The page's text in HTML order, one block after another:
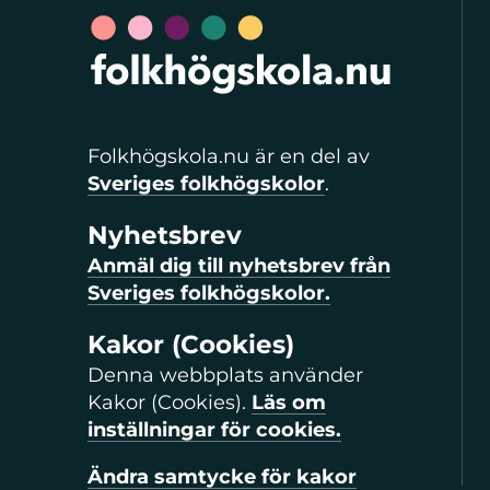
Folkhögskola.nu är en del av
Sveriges folkhögskolor.
Nyhetsbrev
Anmäl dig till nyhetsbrev från
Sveriges folkhögskolor.
Kakor (Cookies)
Denna webbplats använder
Kakor (Cookies). Läs om
inställningar för cookies.
Ändra samtycke för kakor